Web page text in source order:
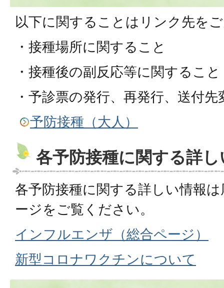
以下に関することはリンク先を
・接種場所に関すること
・接種後の副反応等に関すること
・予診票の発行、再発行、送付
予防接種（大人）
各予防接種に関する詳
各予防接種に関する詳しい情報
ージをご覧ください。
インフルエンザ（総合ページ）
新型コロナワクチンについて